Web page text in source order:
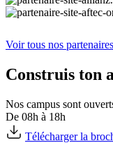
Voir tous nos partenaires
Construis ton
Nos campus sont
De 08h à 18h
Télécharger la